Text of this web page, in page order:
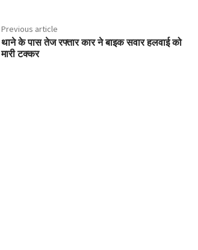
Previous article
थाने के पास तेज रफ्तार कार ने बाइक सवार हलवाई को
मारी टक्कर